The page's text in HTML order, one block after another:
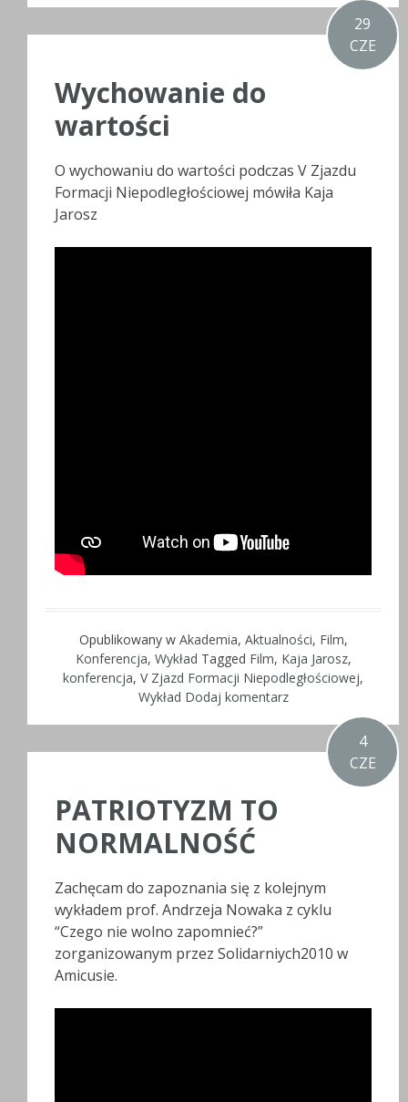
29
CZE
Wychowanie do
wartości
O wychowaniu do wartości podczas V Zjazdu
Formacji Niepodległościowej mówiła Kaja
Jarosz
Opublikowany w Akademia, Aktualności, Film,
Konferencja, Wykład Tagged Film, Kaja Jarosz,
konferencja, V Zjazd Formacji Niepodległościowej,
Wykład Dodaj komentarz
4
CZE
PATRIOTYZM TO
NORMALNOŚĆ
Zachęcam do zapoznania się z kolejnym
wykładem prof. Andrzeja Nowaka z cyklu
“Czego nie wolno zapomnieć?”
zorganizowanym przez Solidarniych2010 w
Amicusie.